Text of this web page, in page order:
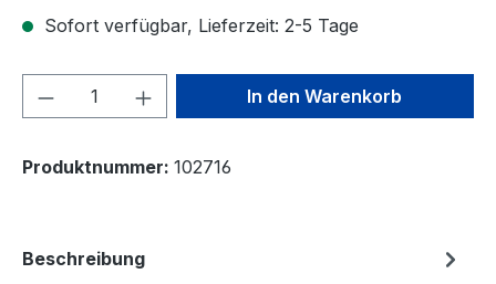
Sofort verfügbar, Lieferzeit: 2-5 Tage
Produkt Anzahl: Gib denIn den Warenkorb
Produktnummer: 102716
Beschreibung